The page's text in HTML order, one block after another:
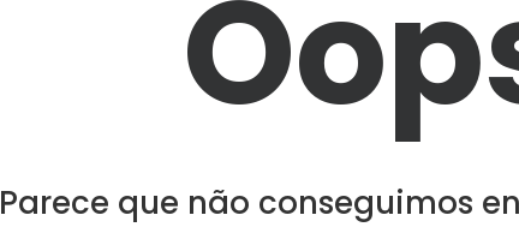
Parece que não conseguimos